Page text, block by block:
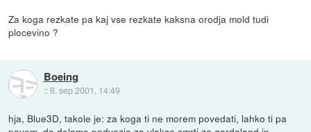
Za koga rezkate pa kaj vse rezkate kaksna orodja mold tudi
plocevino ?
Boeing
::6. sep 2001, 14:49
hja, Blue3D, takole je: za koga ti ne morem povedati, lahko ti pa